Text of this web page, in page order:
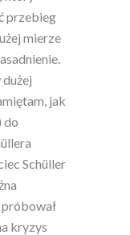
przebieg
mierze
jak
do
Schüller
kryzys